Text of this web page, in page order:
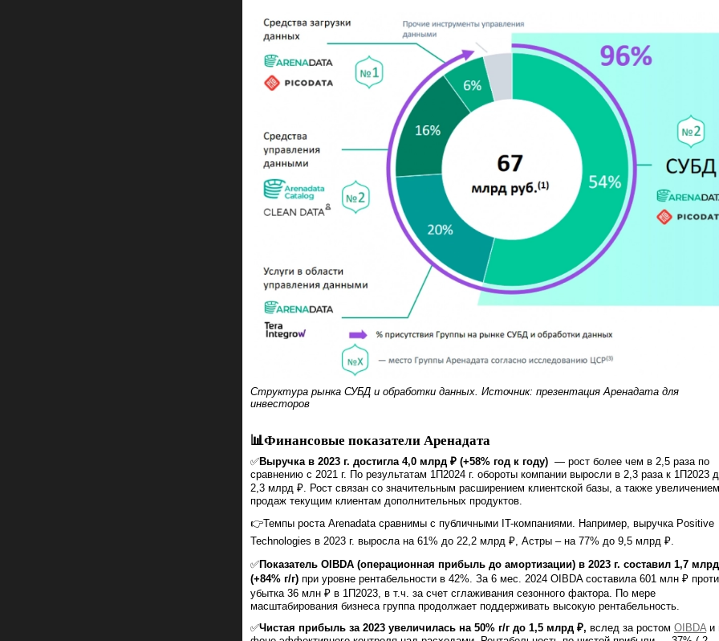
Структура рынка СУБД и обработки данных. Источник: презентация Аренадата для
инвесторов
📊Финансовые показатели Аренадата
✅Выручка в 2023 г. достигла 4,0 млрд ₽ (+58% год к году) — рост более чем в 2,5 раза по
сравнению с 2021 г. По результатам 1П2024 г. обороты компании выросли в 2,3 раза к 1П2023
2,3 млрд ₽. Рост связан со значительным расширением клиентской базы, а также увеличением
продаж текущим клиентам дополнительных продуктов.
👉Темпы роста Arenadata сравнимы с публичными IT-компаниями. Например, выручка Positive
Technologies в 2023 г. выросла на 61% до 22,2 млрд ₽, Астры – на 77% до 9,5 млрд ₽.
✅Показатель OIBDA (операционная прибыль до амортизации) в 2023 г. составил 1,7
(+84% г/г) при уровне рентабельности в 42%. За 6 мес. 2024 OIBDA составила 601 млн ₽
убытка 36 млн ₽ в 1П2023, в т.ч. за счет сглаживания сезонного фактора. По мере
масштабирования бизнеса группа продолжает поддерживать высокую рентабельность.
✅Чистая прибыль за 2023 увеличилась на 50% г/г до 1,5 млрд ₽, вслед за ростом OIBDAи